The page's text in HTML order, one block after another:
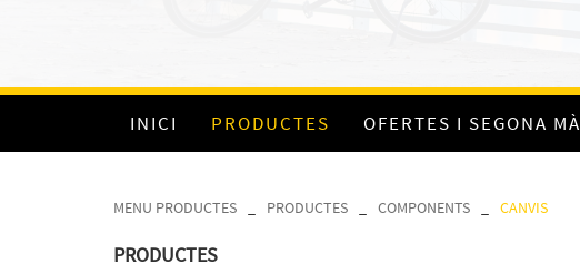
INICI PRODUCTES OFERTES I SEGONA MÀ
MENU PRODUCTES PRODUCTES COMPONENTS CANVIS
PRODUCTES